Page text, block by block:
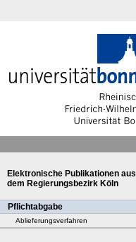
Elektronische Publikationen aus
dem Regierungsbezirk Köln
Pflichtabgabe
Ablieferungsverfahren